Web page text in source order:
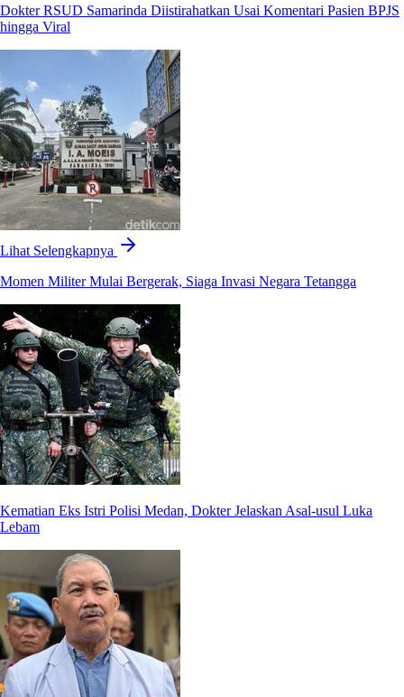
Dokter RSUD Samarinda Diistirahatkan Usai Komentari Pasien BPJS
hingga Viral
Lihat Selengkapnya
Momen Militer Mulai Bergerak, Siaga Invasi Negara Tetangga
Kematian Eks Istri Polisi Medan, Dokter Jelaskan Asal-usul Luka
Lebam